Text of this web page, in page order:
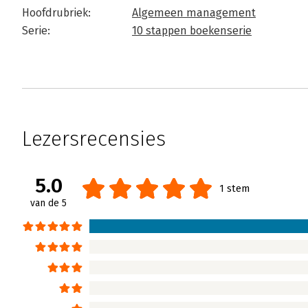
Hoofdrubriek:
Algemeen management
Serie:
10 stappen boekenserie
Lezersrecensies
5.0
van de 5
1 stem